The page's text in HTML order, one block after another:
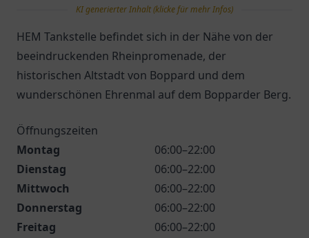
KI generierter Inhalt (klicke für mehr Infos)
HEM Tankstelle befindet sich in der Nähe von der
beeindruckenden Rheinpromenade, der
historischen Altstadt von Boppard und dem
wunderschönen Ehrenmal auf dem Bopparder Berg.
Öffnungszeiten
Montag
06:00–22:00
Dienstag
06:00–22:00
Mittwoch
06:00–22:00
Donnerstag
06:00–22:00
Freitag
06:00–22:00